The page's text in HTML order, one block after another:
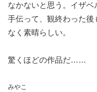
なかないと思う。イザ
手伝って、観終わった後
なく素晴らしい。
驚くほどの作品だ……
みやこ